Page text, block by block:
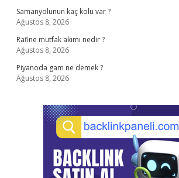
Samanyolunun kaç kolu var ?
Ağustos 8, 2026
Rafine mutfak akımı nedir ?
Ağustos 8, 2026
Piyanoda gam ne demek ?
Ağustos 8, 2026